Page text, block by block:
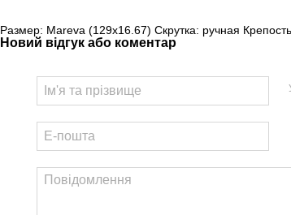
Размер: Mareva (129x16.67) Скрутка: ручная
Новий відгук або коментар